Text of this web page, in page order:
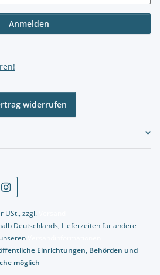
Anmelden
widerrufen
USt., zzgl.
Deutschlands, Lieferzeiten für andere
Einrichtungen, Behörden und
möglich